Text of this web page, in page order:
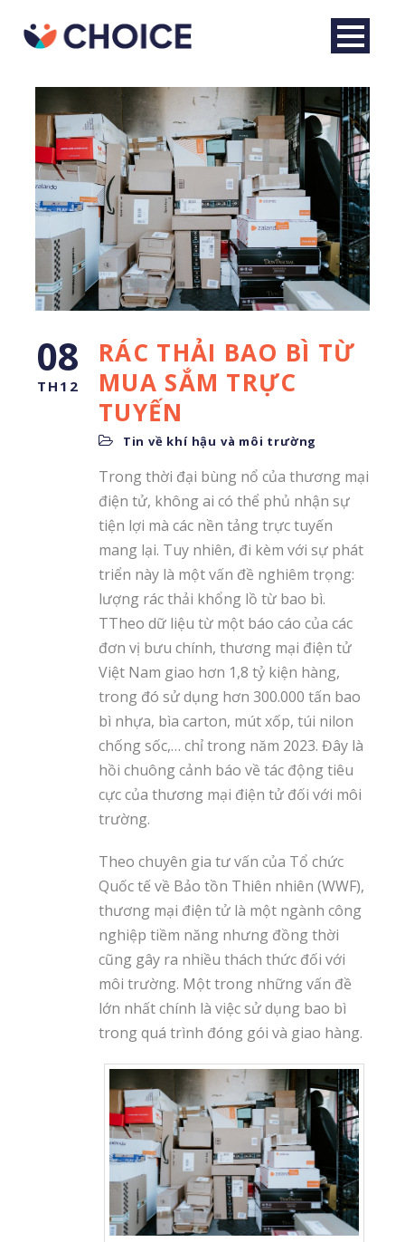
08
TH12
RÁC THẢI BAO BÌ TỪ
MUA SẮM TRỰC
TUYẾN
Tin về khí hậu và môi trường
Trong thời đại bùng nổ của thương mại
điện tử, không ai có thể phủ nhận sự
tiện lợi mà các nền tảng trực tuyến
mang lại. Tuy nhiên, đi kèm với sự phát
triển này là một vấn đề nghiêm trọng:
lượng rác thải khổng lồ từ bao bì.
TTheo dữ liệu từ một báo cáo của các
đơn vị bưu chính, thương mại điện tử
Việt Nam giao hơn 1,8 tỷ kiện hàng,
trong đó sử dụng hơn 300.000 tấn bao
bì nhựa, bìa carton, mút xốp, túi nilon
chống sốc,… chỉ trong năm 2023. Đây là
hồi chuông cảnh báo về tác động tiêu
cực của thương mại điện tử đối với môi
trường.
Theo chuyên gia tư vấn của Tổ chức
Quốc tế về Bảo tồn Thiên nhiên (WWF),
thương mại điện tử là một ngành công
nghiệp tiềm năng nhưng đồng thời
cũng gây ra nhiều thách thức đối với
môi trường. Một trong những vấn đề
lớn nhất chính là việc sử dụng bao bì
trong quá trình đóng gói và giao hàng.